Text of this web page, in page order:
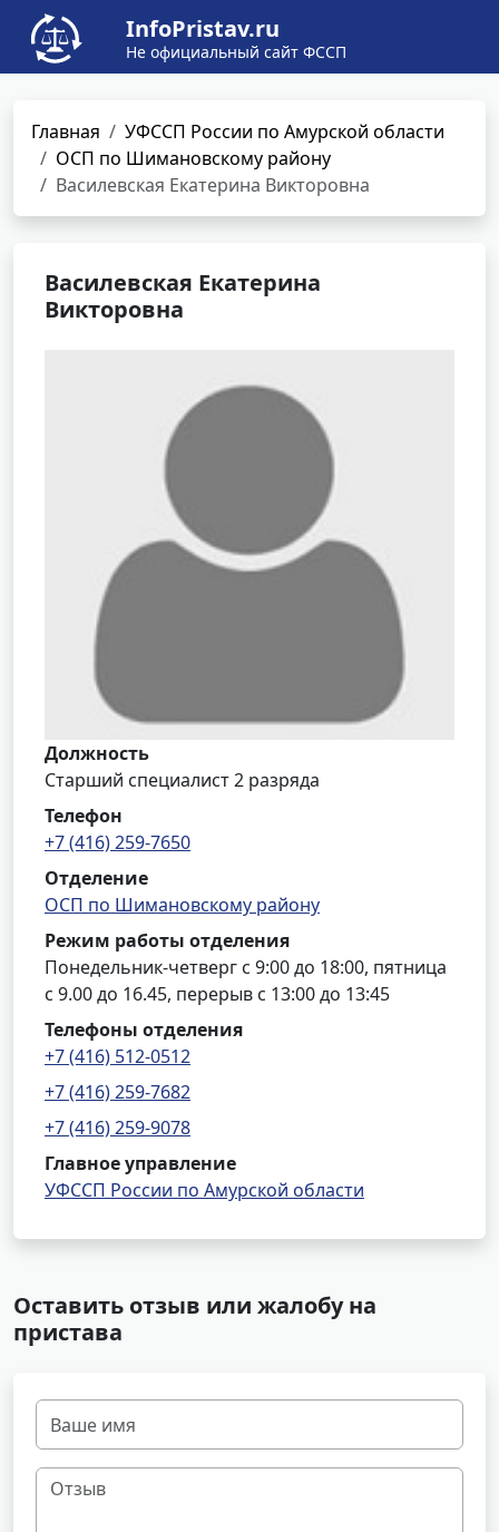
InfoPristav.ru
Не официальный сайт ФССП
Главная
УФССП России по Амурской области
ОСП по Шимановскому району
Василевская Екатерина Викторовна
Василевская Екатерина
Викторовна
Должность
Старший специалист 2 разряда
Телефон
+7 (416) 259-7650
Отделение
ОСП по Шимановскому району
Режим работы отделения
Понедельник-четверг с 9:00 до 18:00, пятница
с 9.00 до 16.45, перерыв с 13:00 до 13:45
Телефоны отделения
+7 (416) 512-0512
+7 (416) 259-7682
+7 (416) 259-9078
Главное управление
УФССП России по Амурской области
Оставить отзыв или жалобу на
пристава